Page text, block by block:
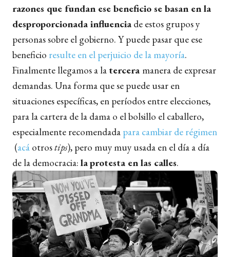
razones que fundan ese beneficio se basan en la
desproporcionada influencia de estos grupos y
personas sobre el gobierno. Y puede pasar que ese
beneficio resulte en el perjuicio de la mayoría.
Finalmente llegamos a la tercera manera de expresar
demandas. Una forma que se puede usar en
situaciones específicas, en períodos entre elecciones,
para la cartera de la dama o el bolsillo el caballero,
especialmente recomendada para cambiar de régimen
(acá otrostips), pero muy muy usada en el día a día
de la democracia: laprotesta en las calles.